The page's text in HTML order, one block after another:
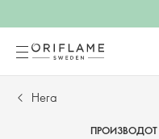
Нега
ПРОИЗВОДОТ